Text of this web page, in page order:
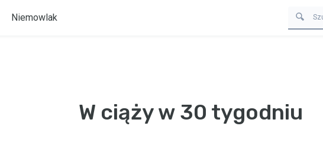
Niemowlak
W ciąży w 30 tygodniu